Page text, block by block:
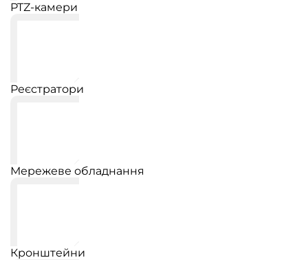
PTZ-камери
Реєстратори
Мережеве обладнання
Кронштейни